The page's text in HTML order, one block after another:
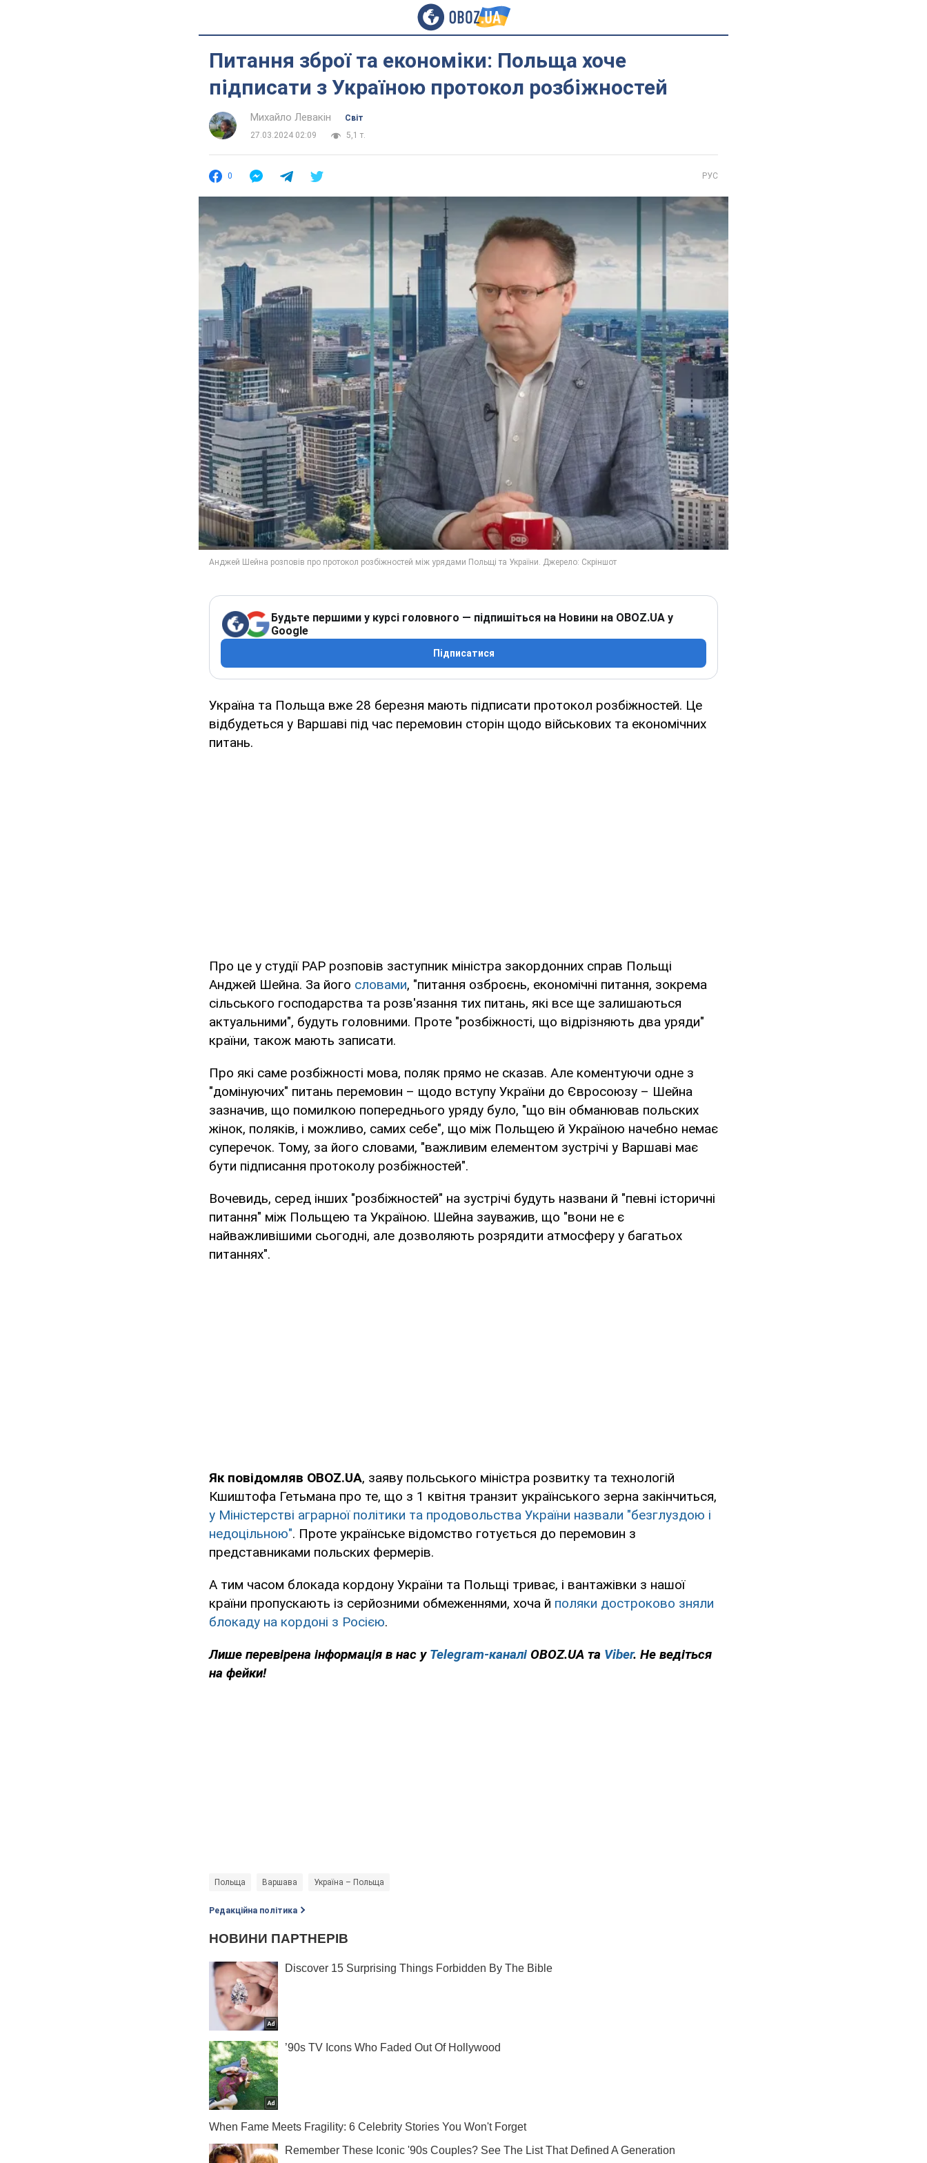
Питання зброї та економіки: Польща хоче
підписати з Україною протокол розбіжностей
Михайло Левакін
Світ
27.03.2024 02:09
5,1 т.
0 РУС
Будьте першими у курсі головного — підпишіться на Новини на OBOZ.UA у
Google
Підписатися
Україна та Польща вже 28 березня мають підписати протокол розбіжностей. Це
відбудеться у Варшаві під час перемовин сторін щодо військових та економічних
питань.
Про це у студії РАР розповів заступник міністра закордонних справ Польщі
Анджей Шейна. За його словами, "питання озброєнь, економічні питання, зокрема
сільського господарства та розв'язання тих питань, які все ще залишаються
актуальними", будуть головними. Проте "розбіжності, що відрізняють два уряди"
країни, також мають записати.
Про які саме розбіжності мова, поляк прямо не сказав. Але коментуючи одне з
"домінуючих" питань перемовин – щодо вступу України до Євросоюзу – Шейна
зазначив, що помилкою попереднього уряду було, "що він обманював польских
жінок, поляків, і можливо, самих себе", що між Польщею й Україною начебно немає
суперечок. Тому, за його словами, "важливим елементом зустрічі у Варшаві має
бути підписання протоколу розбіжностей".
Вочевидь, серед інших "розбіжностей" на зустрічі будуть названи й "певні історичні
питання" між Польщею та Україною. Шейна зауважив, що "вони не є
найважливішими сьогодні, але дозволяють розрядити атмосферу у багатьох
питаннях".
Як повідомляв OBOZ.UA, заяву польського міністра розвитку та технологій
Кшиштофа Гетьмана про те, що з 1 квітня транзит українського зерна закінчиться,
у Міністерстві аграрної політики та продовольства України назвали "безглуздою і
недоцільною". Проте українське відомство готується до перемовин з
представниками польских фермерів.
А тим часом блокада кордону України та Польщі триває, і вантажівки з нашої
країни пропускають із серйозними обмеженнями, хоча й поляки достроково зняли
блокаду на кордоні з Росією.
Лише перевірена інформація в нас у Telegram-каналі OBOZ.UA та Viber. Не ведіться
на фейки!
Польща Варшава Україна – Польща
Редакційна політика